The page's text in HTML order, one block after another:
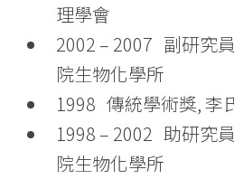
理學會
2002 – 2007 副研究
院生物化學所
1998 傳統學術獎, 李
1998 – 2002 助研究
院生物化學所